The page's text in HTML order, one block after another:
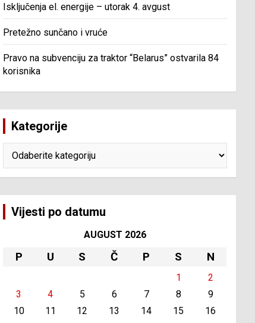
Isključenja el. energije – utorak 4. avgust
Pretežno sunčano i vruće
Pravo na subvenciju za traktor “Belarus” ostvarila 84
korisnika
Kategorije
Vijesti po datumu
AUGUST 2026
P U S Č P S N
1
2
3
4 5 6 7 8
9
10
11 12 13 14 15
16